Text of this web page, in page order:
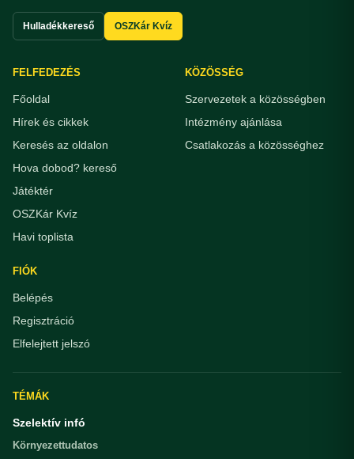
Hulladékkereső OSZKár Kvíz
FELFEDEZÉS
Főoldal
Hírek és cikkek
Keresés az oldalon
Hova dobod? kereső
Játéktér
OSZKár Kvíz
Havi toplista
KÖZÖSSÉG
Szervezetek a közösségben
Intézmény ajánlása
Csatlakozás a közösséghez
FIÓK
Belépés
Regisztráció
Elfelejtett jelszó
TÉMÁK
Szelektív infó
Környezettudatos